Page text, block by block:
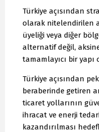
Türkiye açısından
olarak nitelendirilen
üyeliği veya diğer
alternatif değil,
tamamlayıcı bir
Türkiye açısından
beraberinde getiren
ticaret yollarının
ihracat ve enerji
kazandırılması